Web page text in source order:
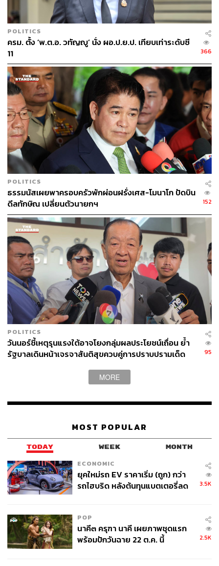
POLITICS
ครม. ตั้ง ‘พ.ต.อ. วทัญญู’ นั่ง ผอ.ป.ย.ป. เทียบเท่าระดับซี
11
366
POLITICS
ธรรมนัสเผยพาครอบครัวพักผ่อนฝรั่งเศส-โมนาโก ปัดบิน
ดีลทักษิณ เปลี่ยนตัวนายกฯ
152
POLITICS
วันนอร์ชี้เหตุรุนแรงใต้อาจโยงกลุ่มผลประโยชน์เถื่อน ย้ำ
รัฐบาลเดินหน้าเจรจาสันติสุขควบคู่การปราบปรามเด็ด
95
MORE
MOST POPULAR
TODAY WEEK MONTH
ECONOMIC
ยุคใหม่รถ EV ราคาเริ่ม (ถูก) กว่า
รถไฮบริด หลังต้นทุนแบตเตอรี่ลด
3.5K
POP
นาคี๓ ครุฑา นาคี เผยภาพชุดแรก
พร้อมปักวันฉาย 22 ต.ค. นี้
2.5K